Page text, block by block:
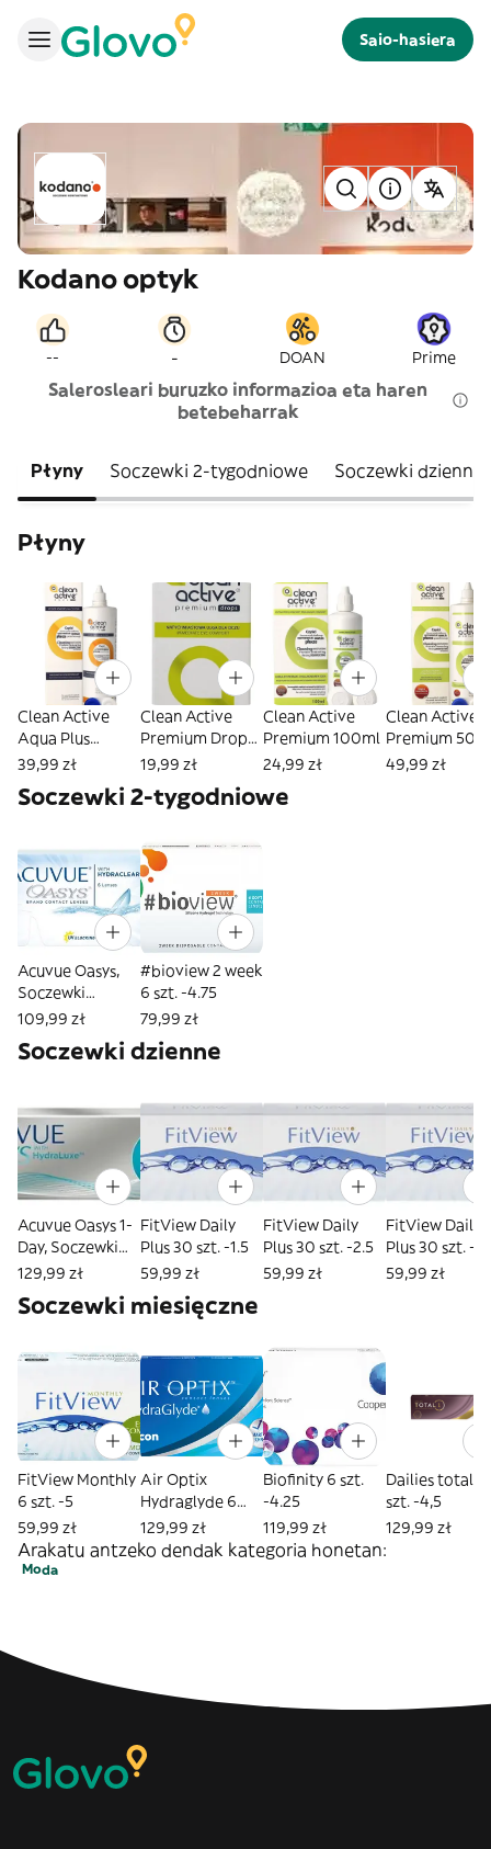
Saio-hasiera
Kodano optyk
-- - DOAN Prime
Salerosleari buruzko informazioa eta haren
betebeharrak
Płyny Soczewki 2-tygodniowe Soczewki dzienne
Płyny
Clean Active
Aqua Plus
500ml
39,99 zł
Clean Active
Premium Drops
15 ml
19,99 zł
Clean Active
Premium 100ml
24,99 zł
Clean Active
Premium 500
49,99 zł
Soczewki 2-tygodniowe
Acuvue Oasys,
Soczewki
kontaktowe
dwutygodniowe,
Moc -4.50
109,99 zł
#bioview 2 week
6 szt. -4.75
79,99 zł
Soczewki dzienne
Acuvue Oasys 1-
Day, Soczewki
kontaktowe
Moc -4.2 Bc 8.5
129,99 zł
FitView Daily
Plus 30 szt. -1.5
59,99 zł
FitView Daily
Plus 30 szt. -2.5
59,99 zł
FitView Daily
Plus 30 szt. -2
59,99 zł
Soczewki miesięczne
FitView Monthly
6 szt. -5
59,99 zł
Air Optix
Hydraglyde 6
szt. -6
129,99 zł
Biofinity 6 szt.
-4.25
119,99 zł
Dailies total 1 30
szt. -4,5
129,99 zł
Arakatu antzeko dendak kategoria honetan:
Moda